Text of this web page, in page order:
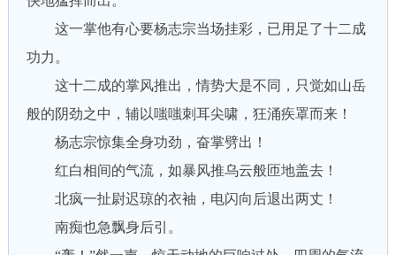
这一掌他有心要杨志宗当场挂彩，已用足了十二成
功力。
这十二成的掌风推出，情势大是不同，只觉如山岳
般的阴劲之中，辅以嗤嗤刺耳尖啸，狂涌疾罩而来！
杨志宗惊集全身功劲，奋掌劈出！
红白相间的气流，如暴风推乌云般匝地盖去！
北疯一扯尉迟琼的衣袖，电闪向后退出两丈！
南痴也急飘身后引。